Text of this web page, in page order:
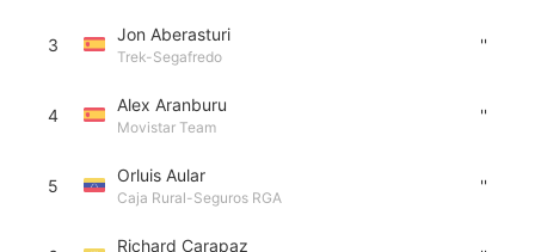
3
Jon Aberasturi
Trek-Segafredo
''
4
Alex Aranburu
Movistar Team
''
5
Orluis Aular
Caja Rural-Seguros RGA
''
Richard Carapaz